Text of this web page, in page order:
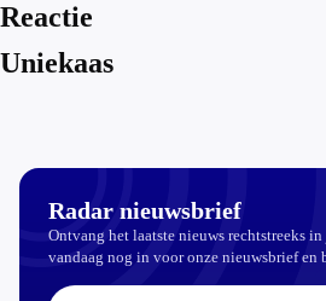
Reactie
Uniekaas
Radar nieuwsbrief
Ontvang het laatste nieuws rechtstreeks
vandaag nog in voor onze nieuwsbrief
E-mailadres: